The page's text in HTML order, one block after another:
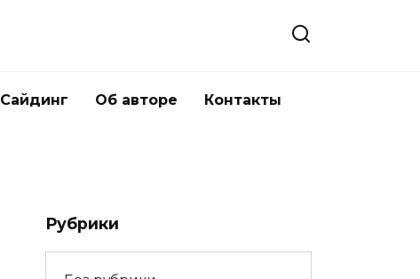
Сайдинг Об авторе Контакты
Рубрики